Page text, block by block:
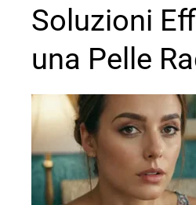
Soluzioni
una Pelle